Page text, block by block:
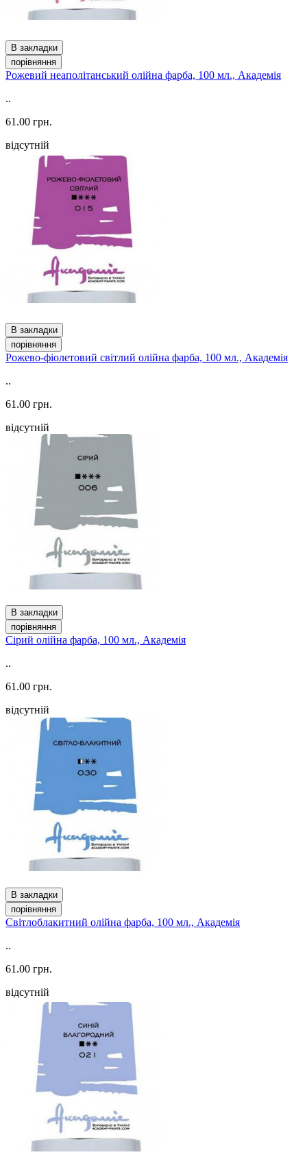
В закладки
порівняння
Рожевий неаполітанський олійна фарба, 100 мл., Академія
..
61.00 грн.
відсутній
В закладки
порівняння
Рожево-фіолетовий світлий олійна фарба, 100 мл., Академія
..
61.00 грн.
відсутній
В закладки
порівняння
Сірий олійна фарба, 100 мл., Академія
..
61.00 грн.
відсутній
В закладки
порівняння
Світлоблакитний олійна фарба, 100 мл., Академія
..
61.00 грн.
відсутній